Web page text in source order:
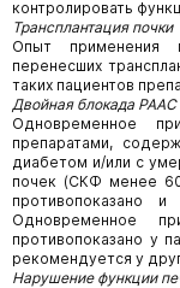
контролировать
Трансплантация почки
Опыт применения
перенесших
таких пациентов
Двойная блокада РААС
Одновременное
препаратами,
диабетом и/или с
почек (СКФ менее
противопоказано
Одновременное
противопоказано у
рекомендуется у
Нарушение функции